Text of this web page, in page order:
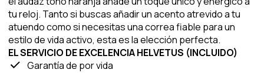
tu reloj. Tanto si buscas añadir un acento atrevido a tu
atuendo como si necesitas una correa fiable para un
estilo de vida activo, esta es la elección perfecta.
EL SERVICIO DE EXCELENCIA HELVETUS (INCLUIDO)
Garantía de por vida